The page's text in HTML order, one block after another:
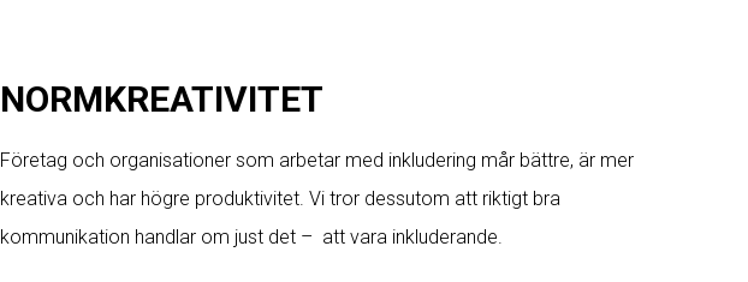
NORMKREATIVITET
Företag och organisationer som arbetar med inkludering mår bättre, är mer
kreativa och har högre produktivitet. Vi tror dessutom att riktigt bra
kommunikation handlar om just det – att vara inkluderande.